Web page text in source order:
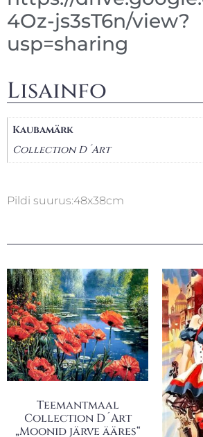
4Oz-js3sT6n/view?
usp=sharing
Lisainfo
Kaubamärk
Collection D´Art
Pildi suurus:48x38cm
Teemantmaal
Collection D´Art
„Moonid järve ääres“